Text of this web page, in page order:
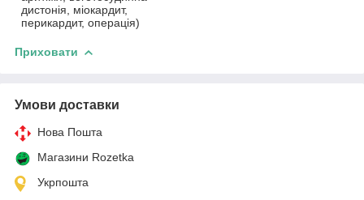
дистонія, міокардит,
перикардит, операція)
Приховати
Умови доставки
Нова Пошта
Магазини Rozetka
Укрпошта